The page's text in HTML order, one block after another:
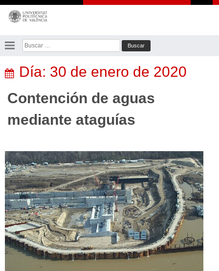
Saltar
contenido
Buscar:
Día: 30 de enero de 2020
Contención de aguas
mediante ataguías